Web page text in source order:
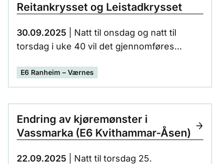
Reitankrysset og Leistadkrysset
30.09.2025 | Natt til onsdag og natt til
torsdag i uke 40 vil det gjennomføres
Leistadkrysset. Begge kjøreretninger vil
være berørt.
E6 Ranheim – Værnes
Endring av kjøremønster i
Vassmarka (E6 Kvithammar-Åsen)
22.09.2025 | Natt til torsdag 25.